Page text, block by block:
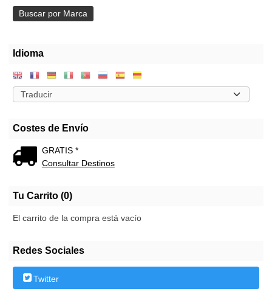
Idioma
Costes de Envío
GRATIS *
Consultar Destinos
Tu Carrito (0)
El carrito de la compra está vacío
Redes Sociales
Twitter